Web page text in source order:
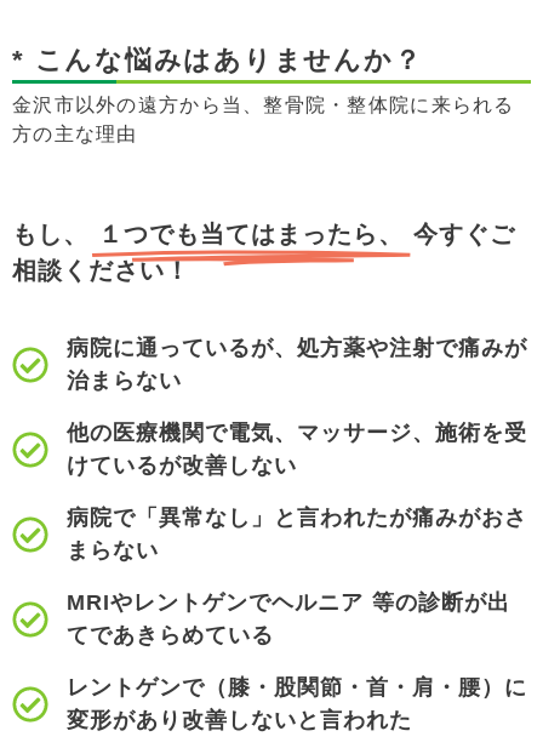
* こんな悩みはありませんか？
金沢市以外の遠方から当、整骨院・整体院に来られる
方の主な理由
もし、 １つでも当てはまったら、
今すぐご
相談ください！
病院に通っているが、処方薬や注射で痛みが
治まらない
他の医療機関で電気、マッサージ、施術を受
けているが改善しない
病院で「異常なし」と言われたが痛みがおさ
まらない
MRIやレントゲンでヘルニア 等の診断が出
てであきらめている
レントゲンで（膝・股関節・首・肩・腰）に
変形があり改善しないと言われた